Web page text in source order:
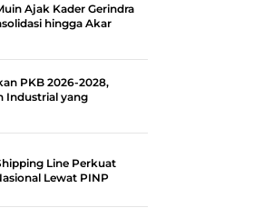
Ajak Kader Gerindra
hingga Akar
PKB 2026-2028,
Industrial yang
Line Perkuat
Lewat PINP